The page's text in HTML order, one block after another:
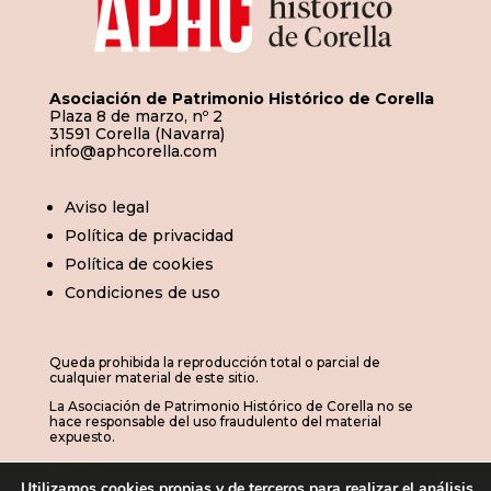
Asociación de Patrimonio Histórico de Corella
Plaza 8 de marzo, nº 2
31591 Corella (Navarra)
info@aphcorella.com
Aviso legal
Política de privacidad
Política de cookies
Condiciones de uso
Queda prohibida la reproducción total o parcial de
cualquier material de este sitio.
La Asociación de Patrimonio Histórico de Corella no se
hace responsable del uso fraudulento del material
expuesto.